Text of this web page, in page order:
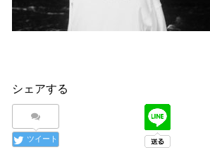
シェアする
ツイート